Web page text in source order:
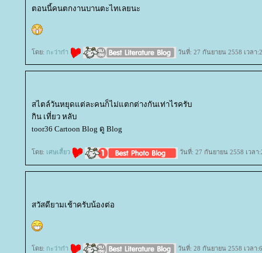
ตอนนี้คนตกงานบานตะไทเลยนะ
ดย: กะว่าก๋า วันที่: 27 กันยายน 2558 เวลา
สไตล์วันหยุดแต่ละคนก็ไม่แตกต่างกันเท่าไรครับ
กิน เที่ยว หลับ
toor36 Cartoon Blog ดู Blog
ดย: เศษเสี้ยว วันที่: 27 กันยายน 2558 เวลา
สวัสดียามเช้าครับน้องต่อ
ดย: กะว่าก๋า วันที่: 28 กันยายน 2558 เวลา